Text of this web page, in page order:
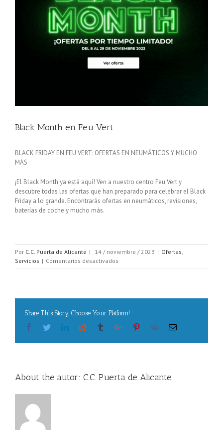
Black Month en Feu Vert
BLACK FRIDAY EN FEU VERT: OFERTAS EN NEUMÁTICOS Y MUCHO
MÁS
¡El Black Month ya está aquí! Ven a nuestro centro Feu Vert y
descubre todas las ofertas que han preparado para celebrar el Black
Friday a lo grande. Encontrarás ofertas en neumáticos, revisiones,
baterías de coche y mucho más.
Por C.C. Puerta de Alicante | 14 / noviembre / 2023 | Ofertas,
Servicios | Comentarios desactivados
Black
Share This Story, Choose Your Platform!
FacebookTwitterLinkedinReddit TumblrGoogle+Pinterest
Vk Email
About the autor: C.C. Puerta de Alicante